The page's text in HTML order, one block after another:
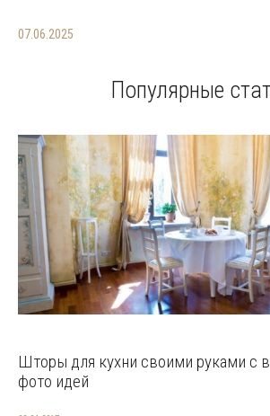
07.06.2025
Популярные
Шторы для кухни своими руками с
фото идей